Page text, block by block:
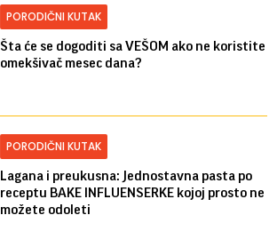
PORODIČNI KUTAK
Šta će se dogoditi sa VEŠOM ako ne koristite
omekšivač mesec dana?
PORODIČNI KUTAK
Lagana i preukusna: Jednostavna pasta po
receptu BAKE INFLUENSERKE kojoj prosto ne
možete odoleti